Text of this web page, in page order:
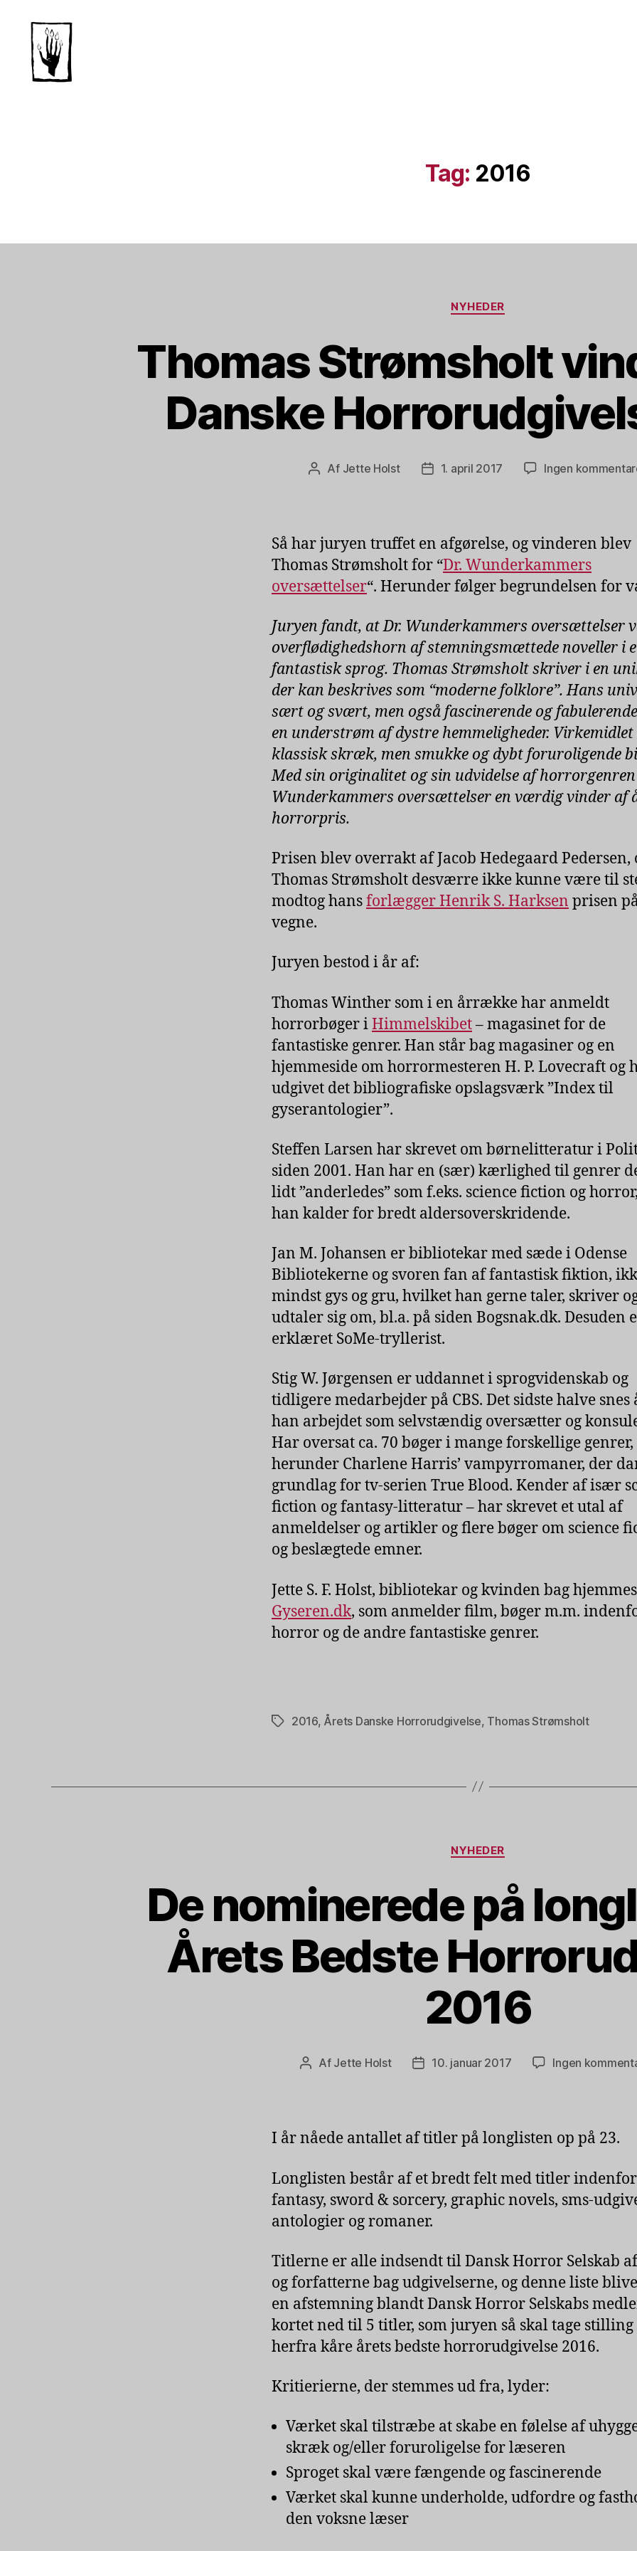
Tag: 2016
Kategorier
NYHEDER
Thomas Strømsholt
Danske
Indlægsforfatter
Af Jette Holst Indlægsdato
1. april 2017 Ingen
Så har juryen truffet en afgørelse, og vinderen blev
Thomas Strømsholt for “Dr. Wunderkammers
oversættelser“. Herunder følger begrundelsen for
Juryen fandt, at Dr. Wunderkammers oversættelser
overflødighedshorn af stemningsmættede noveller i
fantastisk sprog. Thomas Strømsholt skriver i en
der kan beskrives som “moderne folklore”. Hans
sært og svært, men også fascinerende og
en understrøm af dystre hemmeligheder.
klassisk skræk, men smukke og dybt foruroligende
Med sin originalitet og sin udvidelse af horrorgenren
Wunderkammers oversættelser en værdig vinder af
horrorpris.
Prisen blev overrakt af Jacob Hedegaard Pedersen,
Thomas Strømsholt desværre ikke kunne være til
modtog hansforlægger Henrik S. Harksen prisen
vegne.
Juryen bestod i år af:
Thomas Winther som i en årrække har anmeldt
horrorbøger iHimmelskibet– magasinet for de
fantastiske genrer. Han står bag magasiner og en
hjemmeside om horrormesteren H. P. Lovecraft og
udgivet det bibliografiske opslagsværk ”Index til
gyserantologier”.
Steffen Larsen har skrevet om børnelitteratur i
siden 2001. Han har en (sær) kærlighed til genrer
lidt ”anderledes” som f.eks. science fiction og
han kalder for bredt aldersoverskridende.
Jan M. Johansen er bibliotekar med sæde i Odense
Bibliotekerne og svoren fan af fantastisk fiktion,
mindst gys og gru, hvilket han gerne taler, skriver
udtaler sig om, bl.a. på siden Bogsnak.dk. Desuden
erklæret SoMe-tryllerist.
Stig W. Jørgensen er uddannet i sprogvidenskab og
tidligere medarbejder på CBS. Det sidste halve snes
han arbejdet som selvstændig oversætter og
Har oversat ca. 70 bøger i mange forskellige genrer,
herunder Charlene Harris’ vampyrromaner, der
grundlag for tv-serien True Blood. Kender af især
fiction og fantasy-litteratur – har skrevet et utal af
anmeldelser og artikler og flere bøger om science
og beslægtede emner.
Jette S. F. Holst, bibliotekar og kvinden bag
Gyseren.dk, som anmelder film, bøger m.m.
horror og de andre fantastiske genrer.
Tags2016, Årets Danske Horrorudgivelse, Thomas Strømsholt
Kategorier
NYHEDER
De nominerede på
Årets Bedste
2016
Indlægsforfatter
Af Jette Holst Indlægsdato
10. januar 2017 Ingen
I år nåede antallet af titler på longlisten op på 23.
Longlisten består af et bredt felt med titler
fantasy, sword & sorcery, graphic novels, sms-
antologier og romaner.
Titlerne er alle indsendt til Dansk Horror Selskab
og forfatterne bag udgivelserne, og denne liste
en afstemning blandt Dansk Horror Selskabs
kortet ned til 5 titler, som juryen så skal tage
herfra kåre årets bedste horrorudgivelse 2016.
Kritierierne, der stemmes ud fra, lyder:
Værket skal tilstræbe at skabe en følelse af
skræk og/eller foruroligelse for læseren
Sproget skal være fængende og fascinerende
Værket skal kunne underholde, udfordre og
den voksne læser